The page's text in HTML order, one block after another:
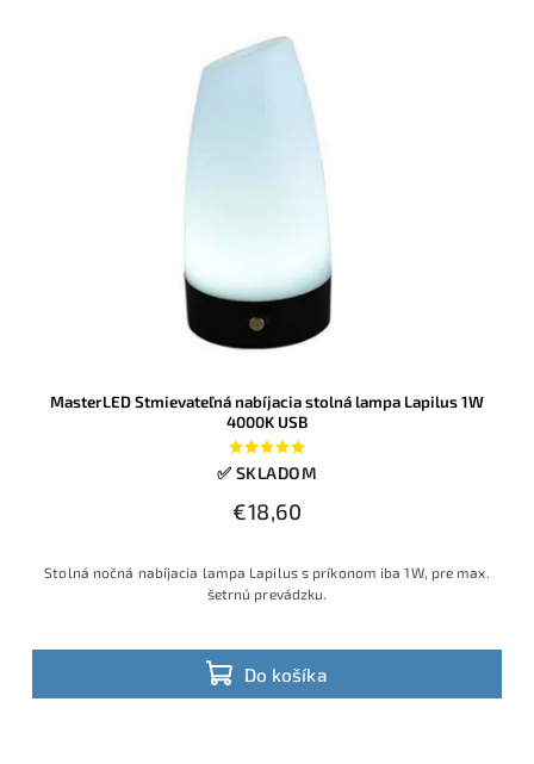
MasterLED Stmievateľná nabíjacia stolná lampa Lapilus 1W
4000K USB
✅ SKLADOM
€18,60
Do košíka
Stolná nočná nabíjacia lampa Lapilus s príkonom iba 1W, pre max.
šetrnú prevádzku.